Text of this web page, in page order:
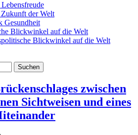
der Welt
Gesundheit
Blickwinkel auf die Welt
Blickwinkel auf die Welt
zwischen
Sichtweisen und eines